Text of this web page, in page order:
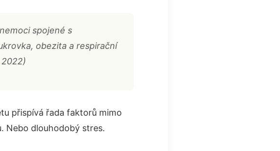
spojené s
obezita a respirační
2022)
přispívá řada faktorů mimo
Nebo dlouhodobý stres.